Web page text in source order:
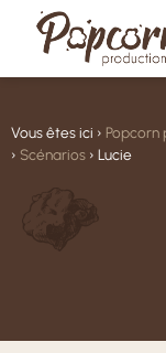
Vous êtes ici ›
› Scénarios › Lucie